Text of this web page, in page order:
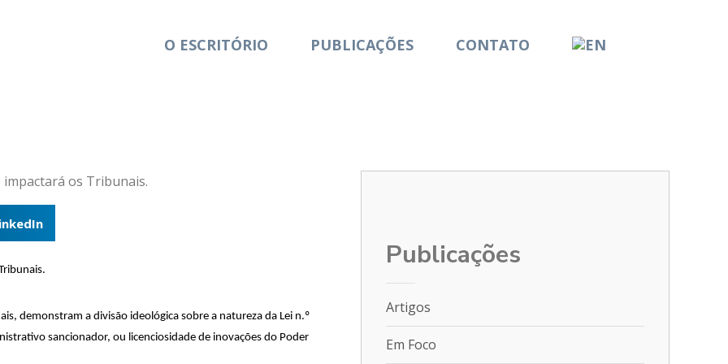
O ESCRITÓRIO PUBLICAÇÕES CONTATO
demonstram a divisão ideológica sobre a natureza da Lei n.º
sancionador, ou licenciosidade de inovações do Poder
Publicações
Artigos
Em Foco